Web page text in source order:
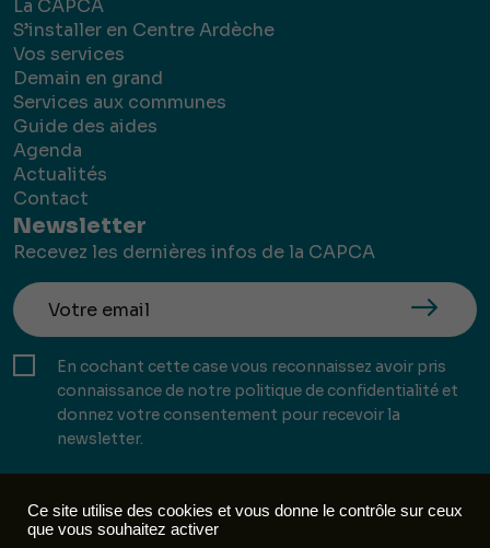
La CAPCA
S’installer en Centre Ardèche
Vos services
Demain en grand
Services aux communes
Guide des aides
Agenda
Actualités
Contact
Newsletter
Recevez les dernières infos de la CAPCA
En cochant cette case vous reconnaissez avoir pris
connaissance de notre politique de confidentialité et
donnez votre consentement pour recevoir la
newsletter.
Ce site utilise des cookies et vous donne le contrôle sur ceux
que vous souhaitez activer